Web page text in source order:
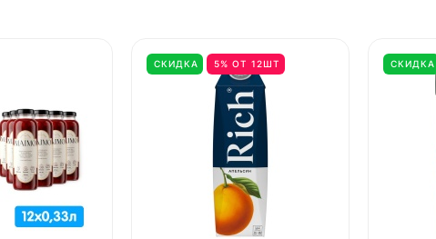
СКИДКА 5% ОТ 12ШТ СКИДКА